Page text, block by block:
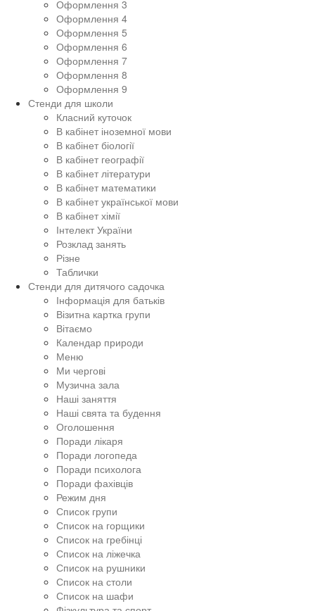
Оформлення 3
Оформлення 4
Оформлення 5
Оформлення 6
Оформлення 7
Оформлення 8
Оформлення 9
Стенди для школи
Класний куточок
В кабінет іноземної мови
В кабінет біології
В кабінет географії
В кабінет літератури
В кабінет математики
В кабінет української мови
В кабінет хімії
Інтелект України
Розклад занять
Різне
Таблички
Стенди для дитячого садочка
Інформація для батьків
Візитна картка групи
Вітаємо
Календар природи
Меню
Ми чергові
Музична зала
Наші заняття
Наші свята та будення
Оголошення
Поради лікаря
Поради логопеда
Поради психолога
Поради фахівців
Режим дня
Список групи
Список на горщики
Список на гребінці
Список на ліжечка
Список на рушники
Список на столи
Список на шафи